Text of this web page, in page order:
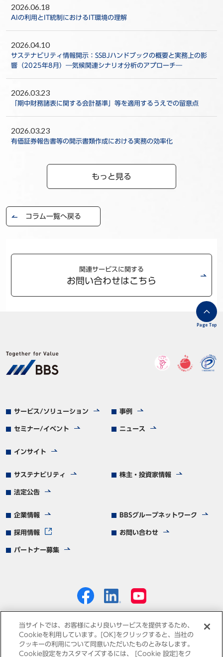
2026.06.18
AIの利用とIT統制におけるIT環境の理解
2026.04.10
サステナビリティ情報開示：SSBJハンドブックの概要と実務上の影
響（2025年8月）―気候関連シナリオ分析のアプローチ―
2026.03.23
「期中財務諸表に関する会計基準」等を適用するうえでの留意点
2026.03.23
有価証券報告書等の開示書類作成における実務の効率化
もっと見る
コラム一覧へ戻る
関連サービスに関する
お問い合わせはこちら
サービス/ソリューション 事例
セミナー/イベント ニュース
インサイト
サステナビリティ 株主・投資家情報
法定公告
企業情報 BBSグループネットワーク
採用情報 お問い合わせ
パートナー募集
Page Top
個人情報保護方針 免責事項 サイトマップ
当サイトでは、お客様により良いサービスを提供するため、
Cookieを利用しています。[OK]をクリックすると、当社の
クッキーの利用について同意いただいたものとみなします。
Cookie設定をカスタマイズするには、 [Cookie 設定]をク